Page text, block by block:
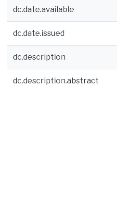
dc.date.available
dc.date.issued
dc.description
dc.description.abstract